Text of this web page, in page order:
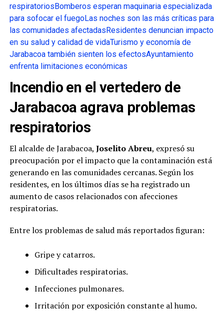
respiratoriosBomberos esperan maquinaria especializada
para sofocar el fuegoLas noches son las más críticas para
las comunidades afectadasResidentes denuncian impacto
en su salud y calidad de vidaTurismo y economía de
Jarabacoa también sienten los efectosAyuntamiento
enfrenta limitaciones económicas
Incendio en el vertedero de
Jarabacoa agrava problemas
respiratorios
El alcalde de Jarabacoa, Joselito Abreu, expresó su
preocupación por el impacto que la contaminación está
generando en las comunidades cercanas. Según los
residentes, en los últimos días se ha registrado un
aumento de casos relacionados con afecciones
respiratorias.
Entre los problemas de salud más reportados figuran:
Gripe y catarros.
Dificultades respiratorias.
Infecciones pulmonares.
Irritación por exposición constante al humo.